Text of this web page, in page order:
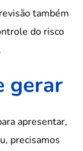
também
do risco
gerar
apresentar,
precisamos